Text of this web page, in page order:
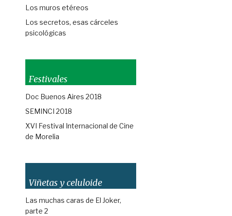
Los muros etéreos
Los secretos, esas cárceles
psicológicas
Festivales
Doc Buenos Aires 2018
SEMINCI 2018
XVI Festival Internacional de Cine
de Morelia
Viñetas y celuloide
Las muchas caras de El Joker,
parte 2